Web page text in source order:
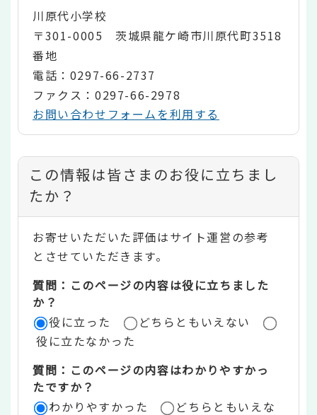
川原代小学校
〒301-0005 茨城県龍ケ崎市川原代町3518
番地
電話：0297-66-2737
ファクス：0297-66-2978
お問い合わせフォームを利用する
コ
ン
テ
ン
ツ
評
価
リ
ア
この情報は皆さまのお役に立ちまし
たか？
お寄せいただいた評価はサイト運営の参考
とさせていただきます。
質問：このページの内容は役に立ちました
か？
役に立った
どちらともいえない
役に立たなかった
質問：このページの内容はわかりやすかっ
たですか？
わかりやすかった
どちらともいえな